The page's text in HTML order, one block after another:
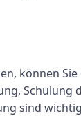
können Sie
Schulung
sind